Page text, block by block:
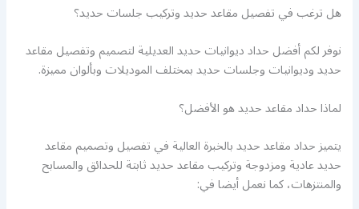
هل ترغب في تفصيل مقاعد حديد وتركيب جلسات حديد؟
نوفر لكم أفضل حداد ديوانيات حديد العديلية لتصميم وتفصيل مقاعد
حديد وديوانيات وجلسات حديد بمختلف الموديلات وبألوان مميزة.
لماذا حداد مقاعد حديد هو الأفضل؟
يتميز حداد مقاعد حديد بالخبرة العالية في تفصيل وتصميم مقاعد
حديد عادية ومزدوجة وتركيب مقاعد حديد ثابتة للحدائق والمسابح
والمنتزهات، كما نعمل أيضا في: